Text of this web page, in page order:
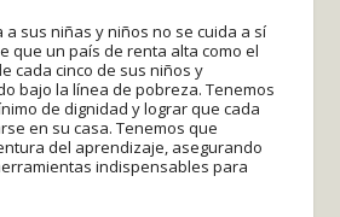
a sus niñas y niños no se cuida a sí
que un país de renta alta como el
cada cinco de sus niños y
bajo la línea de pobreza. Tenemos
de dignidad y lograr que cada
en su casa. Tenemos que
del aprendizaje, asegurando
indispensables para